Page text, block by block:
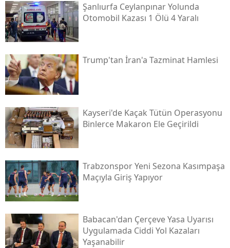
Şanlıurfa Ceylanpınar Yolunda
Otomobil Kazası 1 Ölü 4 Yaralı
Trump'tan İran'a Tazminat Hamlesi
Kayseri'de Kaçak Tütün Operasyonu
Binlerce Makaron Ele Geçirildi
Trabzonspor Yeni Sezona Kasımpaşa
Maçıyla Giriş Yapıyor
Babacan'dan Çerçeve Yasa Uyarısı
Uygulamada Ciddi Yol Kazaları
Yaşanabilir